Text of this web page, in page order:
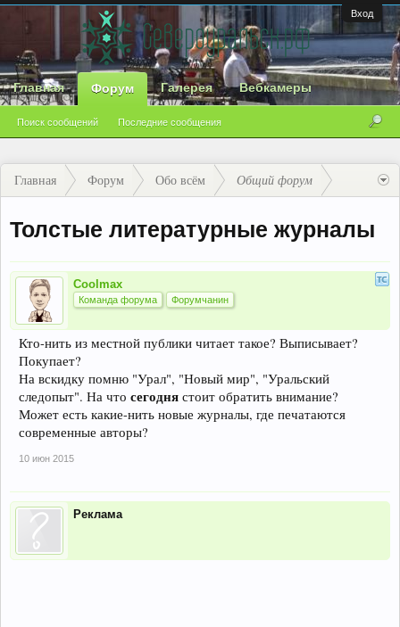
Вход
Главная Форум
Поиск сообщений Последние сообщения
Галерея Вебкамеры
Главная Форум Обо всём Общий форум
Толстые литературные журналы
Coolmax
Команда форума Форумчанин
Кто-нить из местной публики читает такое? Выписывает?
Покупает?
На вскидку помню "Урал", "Новый мир", "Уральский
следопыт". На что сегодня стоит обратить внимание?
Может есть какие-нить новые журналы, где печатаются
современные авторы?
10 июн 2015
Реклама